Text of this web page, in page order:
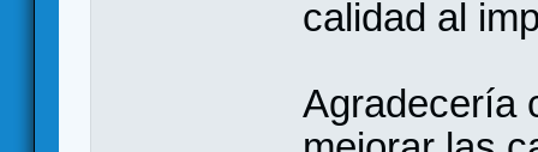
calidad al
Agradecería